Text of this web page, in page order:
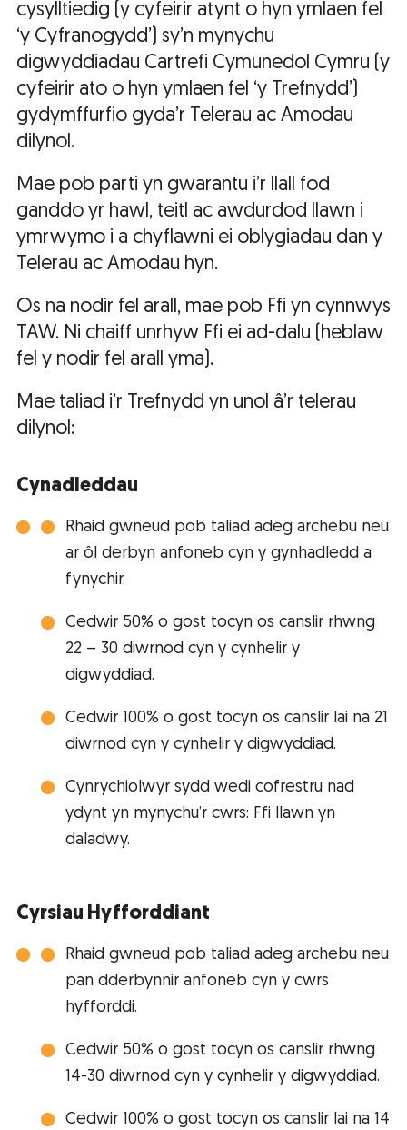
cysylltiedig (y cyfeirir atynt o hyn ymlaen fel
‘y Cyfranogydd’) sy’n mynychu
digwyddiadau Cartrefi Cymunedol Cymru (y
cyfeirir ato o hyn ymlaen fel ‘y Trefnydd’)
gydymffurfio gyda’r Telerau ac Amodau
dilynol.
Mae pob parti yn gwarantu i’r llall fod
ganddo yr hawl, teitl ac awdurdod llawn i
ymrwymo i a chyflawni ei oblygiadau dan y
Telerau ac Amodau hyn.
Os na nodir fel arall, mae pob Ffi yn cynnwys
TAW. Ni chaiff unrhyw Ffi ei ad-dalu (heblaw
fel y nodir fel arall yma).
Mae taliad i’r Trefnydd yn unol â’r telerau
dilynol:
Cynadleddau
Rhaid gwneud pob taliad adeg archebu neu
ar ôl derbyn anfoneb cyn y gynhadledd a
fynychir.
Cedwir 50% o gost tocyn os canslir rhwng
22 – 30 diwrnod cyn y cynhelir y
digwyddiad.
Cedwir 100% o gost tocyn os canslir lai na 21
diwrnod cyn y cynhelir y digwyddiad.
Cynrychiolwyr sydd wedi cofrestru nad
ydynt yn mynychu’r cwrs: Ffi llawn yn
daladwy.
Cyrsiau Hyfforddiant
Rhaid gwneud pob taliad adeg archebu neu
pan dderbynnir anfoneb cyn y cwrs
hyfforddi.
Cedwir 50% o gost tocyn os canslir rhwng
14-30 diwrnod cyn y cynhelir y digwyddiad.
Cedwir 100% o gost tocyn os canslir lai na 14